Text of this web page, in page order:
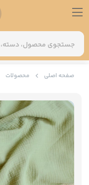
صفحه اصلی محصولات